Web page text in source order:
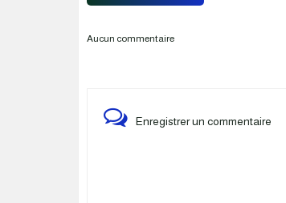
Aucun commentaire
Enregistrer un commentaire